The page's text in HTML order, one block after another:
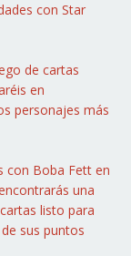
con Star
de cartas
en
personajes más
con Boba Fett en
una
listo para
sus puntos